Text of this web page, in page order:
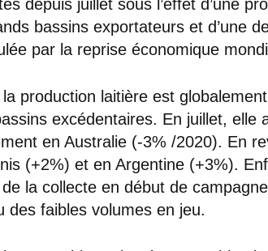
depuis juillet sous l’effet d’une
bassins exportateurs et d’une
par la reprise économique
production laitière est
excédentaires. En juillet, elle
en Australie (-3% /2020). En
(+2%) et en Argentine (+3%).
la collecte en début de
des faibles volumes en jeu.